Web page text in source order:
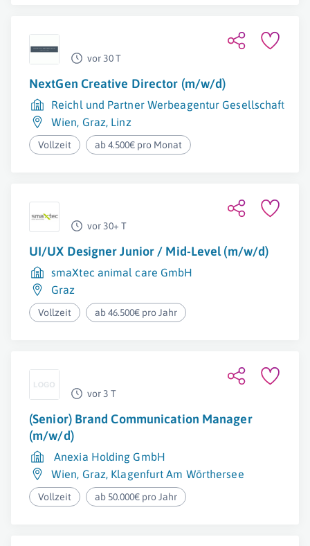
vor 30 T
NextGen Creative Director (m/w/d)
Reichl und Partner Werbeagentur Gesellschaft
Wien, Graz, Linz
Vollzeit ab 4.500€ pro Monat
vor 30+ T
UI/UX Designer Junior / Mid-Level (m/w/d)
smaXtec animal care GmbH
Graz
Vollzeit ab 46.500€ pro Jahr
vor 3 T
(Senior) Brand Communication Manager
(m/w/d)
Anexia Holding GmbH
Wien, Graz, Klagenfurt Am Wörthersee
Vollzeit ab 50.000€ pro Jahr